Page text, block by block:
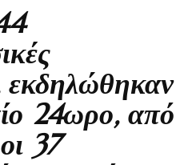
εκδηλώθηκαν
24ωρο, από
37